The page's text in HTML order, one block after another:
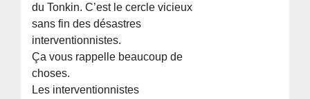
du Tonkin. C’est le cercle vicieux
sans fin des désastres
interventionnistes.
Ça vous rappelle beaucoup de
choses.
Les interventionnistes